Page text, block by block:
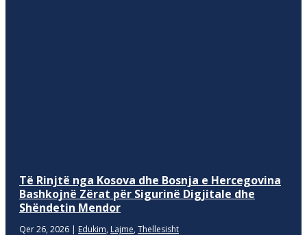
Të Rinjtë nga Kosova dhe Bosnja e Hercegovina
Bashkojnë Zërat për Sigurinë Digjitale dhe
Shëndetin Mendor
Qer 26, 2026 | Edukim, Lajme, Thellesisht